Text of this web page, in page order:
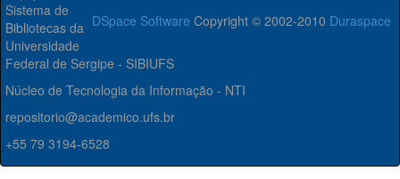
DSpace Software Copyright © 2002-2010 Duraspace
Sistema de
Bibliotecas da
Universidade
Federal de Sergipe - SIBIUFS
Núcleo de Tecnologia da Informação - NTI
repositorio@academico.ufs.br
+55 79 3194-6528